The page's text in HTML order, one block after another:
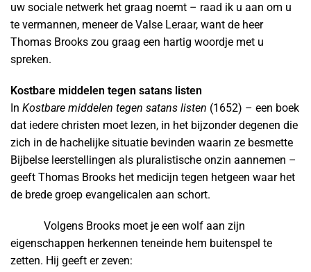
uw sociale netwerk het graag noemt – raad ik u aan om u
te vermannen, meneer de Valse Leraar, want de heer
Thomas Brooks zou graag een hartig woordje met u
spreken.
Kostbare middelen tegen satans listen
In Kostbare middelen tegen satans listen (1652) – een boek
dat iedere christen moet lezen, in het bijzonder degenen die
zich in de hachelijke situatie bevinden waarin ze besmette
Bijbelse leerstellingen als pluralistische onzin aannemen –
geeft Thomas Brooks het medicijn tegen hetgeen waar het
de brede groep evangelicalen aan schort.
Volgens Brooks moet je een wolf aan zijn
eigenschappen herkennen teneinde hem buitenspel te
zetten. Hij geeft er zeven: